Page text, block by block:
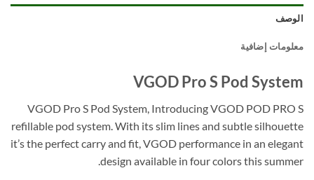
الوصف
معلومات إضافية
VGOD Pro S Pod System
VGOD Pro S Pod System, Introducing VGOD POD PRO S
refillable pod system. With its slim lines and subtle silhouette
it’s the perfect carry and fit, VGOD performance in an elegant
design available in four colors this summer.